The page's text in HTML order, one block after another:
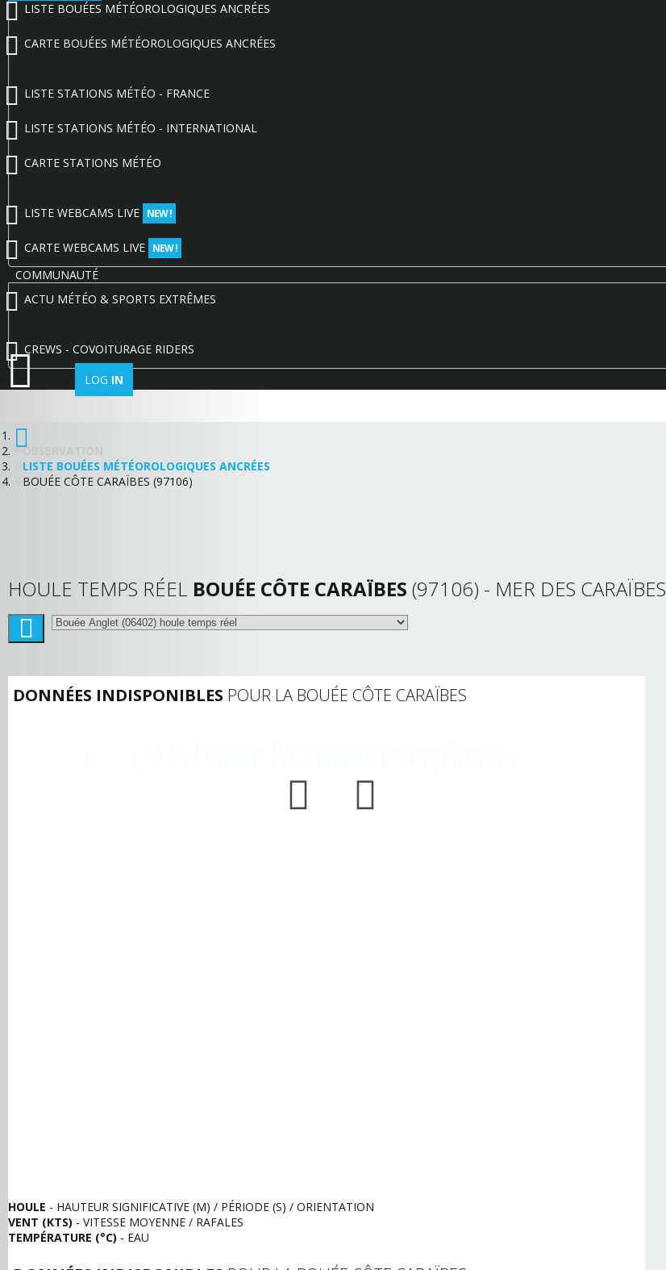
LISTE BOUÉES MÉTÉOROLOGIQUES ANCRÉES
CARTE BOUÉES MÉTÉOROLOGIQUES ANCRÉES
LISTE STATIONS MÉTÉO - FRANCE
LISTE STATIONS MÉTÉO - INTERNATIONAL
CARTE STATIONS MÉTÉO
LISTE WEBCAMS LIVE NEW !
CARTE WEBCAMS LIVE NEW !
COMMUNAUTÉ
ACTU MÉTÉO & SPORTS EXTRÊMES
CREWS - COVOITURAGE RIDERS
LOG IN
OBSERVATION
LISTE BOUÉES MÉTÉOROLOGIQUES ANCRÉES
BOUÉE CÔTE CARAÏBES (97106)
HOULE TEMPS RÉEL BOUÉE CÔTE CARAÏBES (97106) - MER DES CARAÏBES
DONNÉES INDISPONIBLES POUR LA BOUÉE CÔTE CARAÏBES
HOULE - HAUTEUR SIGNIFICATIVE (M) / PÉRIODE (S) / ORIENTATION
VENT (KTS) - VITESSE MOYENNE / RAFALES
TEMPÉRATURE (°C) - EAU